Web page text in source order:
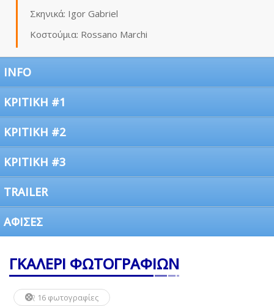
Σκηνικά: Igor Gabriel
Κοστούμια: Rossano Marchi
INFO
ΚΡΙΤΙΚΗ #1
ΚΡΙΤΙΚΗ #2
ΚΡΙΤΙΚΗ #3
TRAILER
ΑΦΙΣΕΣ
ΓΚΑΛΕΡΙ ΦΩΤΟΓΡΑΦΙΩΝ
16 φωτογραφίες